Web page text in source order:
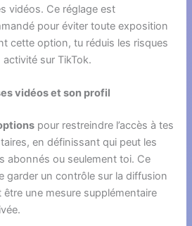
vidéos. Ce réglage est
pour éviter toute exposition
cette option, tu réduis les risques
sur TikTok.
vidéos et son profil
pour restreindre l’accès à tes
en définissant qui peut les
abonnés ou seulement toi. Ce
garder un contrôle sur la diffusion
une mesure supplémentaire